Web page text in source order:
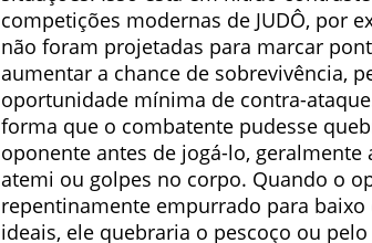
competições modernas de JUDÔ, por
não foram projetadas para marcar
aumentar a chance de sobrevivência,
oportunidade mínima de contra-
forma que o combatente pudesse
oponente antes de jogá-lo,
atemi ou golpes no corpo. Quando o
repentinamente empurrado para
ideais, ele quebraria o pescoço ou